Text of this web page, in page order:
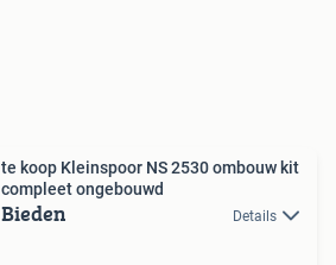
te koop Kleinspoor NS 2530 ombouw kit
compleet ongebouwd
Bieden Details